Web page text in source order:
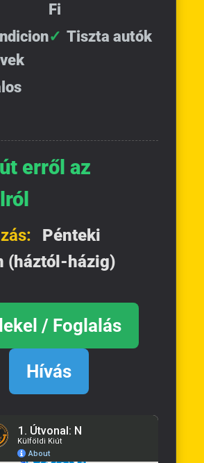
Fi
Tiszta autók
erről az
Pénteki
(háztól-házig)
/ Foglalás
Hívás